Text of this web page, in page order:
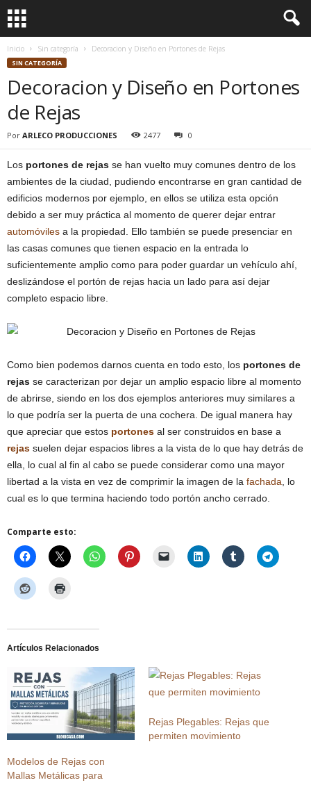
Inicio Sin categoría Decoracion y Diseño en Portones de Rejas
SIN CATEGORÍA
Decoracion y Diseño en Portones
de Rejas
Por ARLECO PRODUCCIONES 2477 0
Los portones de rejas se han vuelto muy comunes dentro de los
ambientes de la ciudad, pudiendo encontrarse en gran cantidad de
edificios modernos por ejemplo, en ellos se utiliza esta opción
debido a ser muy práctica al momento de querer dejar entrar
automóviles a la propiedad. Ello también se puede presenciar en
las casas comunes que tienen espacio en la entrada lo
suficientemente amplio como para poder guardar un vehículo ahí,
deslizándose el portón de rejas hacia un lado para así dejar
completo espacio libre.
Como bien podemos darnos cuenta en todo esto, los portones de
rejas se caracterizan por dejar un amplio espacio libre al momento
de abrirse, siendo en los dos ejemplos anteriores muy similares a
lo que podría ser la puerta de una cochera. De igual manera hay
que apreciar que estos portones al ser construidos en base a
rejas suelen dejar espacios libres a la vista de lo que hay detrás de
ella, lo cual al fin al cabo se puede considerar como una mayor
libertad a la vista en vez de comprimir la imagen de la fachada , lo
cual es lo que termina haciendo todo portón ancho cerrado.
Comparte esto:
Artículos Relacionados
Modelos de Rejas con
Mallas Metálicas para
Rejas Plegables: Rejas que
permiten movimiento